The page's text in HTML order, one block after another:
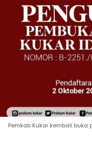
Pemkab Kukar kembali